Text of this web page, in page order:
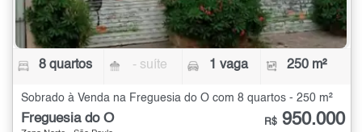
8 quartos - suíte 1 vaga 250 m²
Sobrado à Venda na Freguesia do Ó com 8 quartos - 250 m²
Freguesia do Ó R$ 950.000